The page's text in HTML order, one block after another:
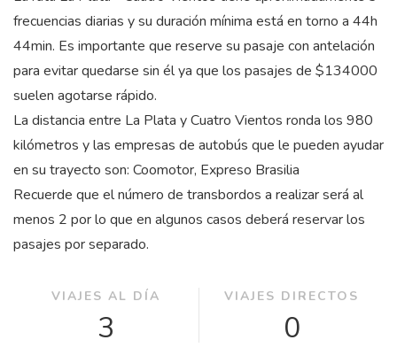
frecuencias diarias y su duración mínima está en torno a 44h
44min. Es importante que reserve su pasaje con antelación
para evitar quedarse sin él ya que los pasajes de $134000
suelen agotarse rápido.
La distancia entre La Plata y Cuatro Vientos ronda los 980
kilómetros y las empresas de autobús que le pueden ayudar
en su trayecto son: Coomotor, Expreso Brasilia
Recuerde que el número de transbordos a realizar será al
menos 2 por lo que en algunos casos deberá reservar los
pasajes por separado.
VIAJES AL DÍA
3
VIAJES DIRECTOS
0